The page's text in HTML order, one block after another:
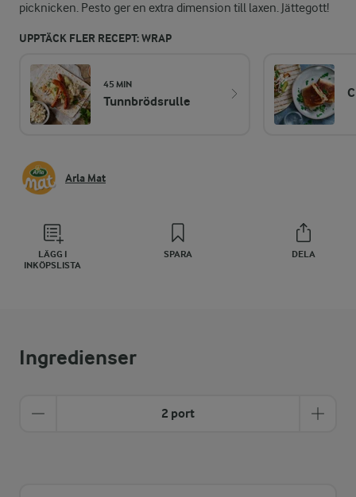
picknicken. Pesto ger en extra dimension till laxen. Jättegott!
UPPTÄCK FLER RECEPT: WRAP
45 MIN
Tunnbrödsrulle
Arla Mat
LÄGG I
INKÖPSLISTA
SPARA DELA
Ingredienser
2 port